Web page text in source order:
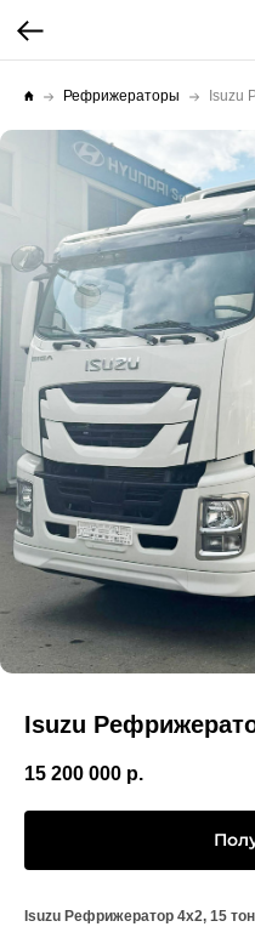
Рефрижераторы Isuzu
Isuzu
15 200 000 р.
Isuzu Рефрижератор 4х2, 15